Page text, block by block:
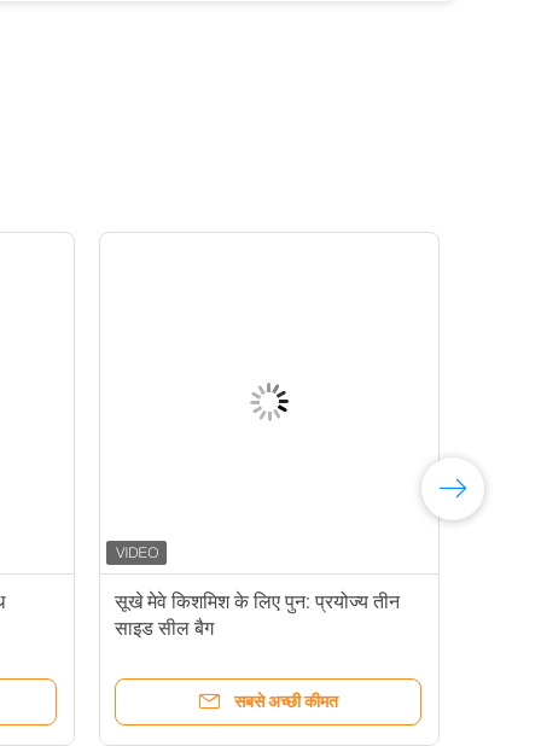
सूखे मेवे किशमिश के लिए पुन: प्रयोज्य तीन
साइड सील बैग
सबसे अच्छी कीमत